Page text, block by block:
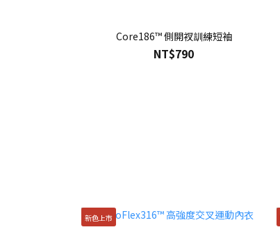
Core186™ 側開衩訓練短袖
NT$790
新色上市